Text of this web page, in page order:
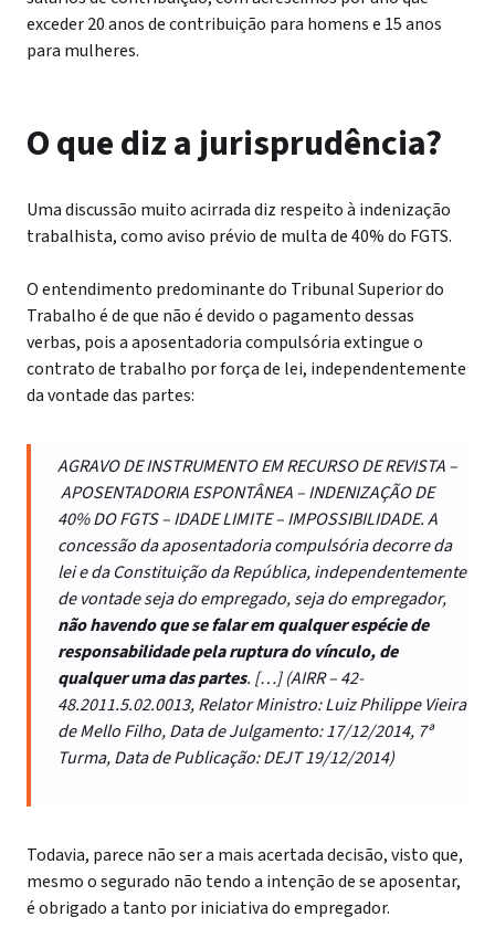
exceder 20 anos de contribuição para homens e 15 anos
para mulheres.
O que diz a jurisprudência?
Uma discussão muito acirrada diz respeito à indenização
trabalhista, como aviso prévio de multa de 40% do FGTS.
O entendimento predominante do Tribunal Superior do
Trabalho é de que não é devido o pagamento dessas
verbas, pois a aposentadoria compulsória extingue o
contrato de trabalho por força de lei, independentemente
da vontade das partes:
AGRAVO DE INSTRUMENTO EM RECURSO DE REVISTA –
APOSENTADORIA ESPONTÂNEA – INDENIZAÇÃO DE
40% DO FGTS – IDADE LIMITE – IMPOSSIBILIDADE. A
concessão da aposentadoria compulsória decorre da
lei e da Constituição da República, independentemente
de vontade seja do empregado, seja do empregador,
não havendo que se falar em qualquer espécie de
responsabilidade pela ruptura do vínculo, de
qualquer uma das partes. […] (AIRR – 42-
48.2011.5.02.0013, Relator Ministro: Luiz Philippe Vieira
de Mello Filho, Data de Julgamento: 17/12/2014, 7ª
Turma, Data de Publicação: DEJT 19/12/2014)
Todavia, parece não ser a mais acertada decisão, visto que,
mesmo o segurado não tendo a intenção de se aposentar,
é obrigado a tanto por iniciativa do empregador.